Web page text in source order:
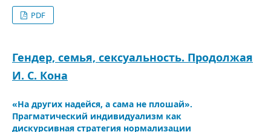
PDF
Гендер, семья, сексуальность. Продолжая
И. С. Кона
«На других надейся, а сама не плошай».
Прагматический индивидуализм как
дискурсивная стратегия нормализации